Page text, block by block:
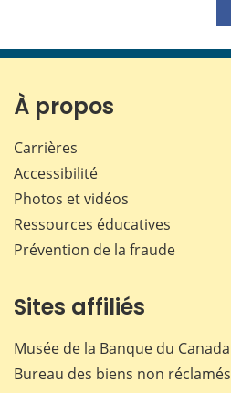
À propos
Carrières
Accessibilité
Photos et vidéos
Ressources éducatives
Prévention de la fraude
Sites affiliés
Musée de la Banque du Canada
Bureau des biens non réclamés